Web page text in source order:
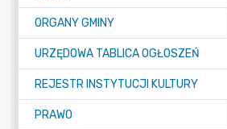
ORGANY GMINY
URZĘDOWA TABLICA OGŁOSZEŃ
REJESTR INSTYTUCJI KULTURY
PRAWO